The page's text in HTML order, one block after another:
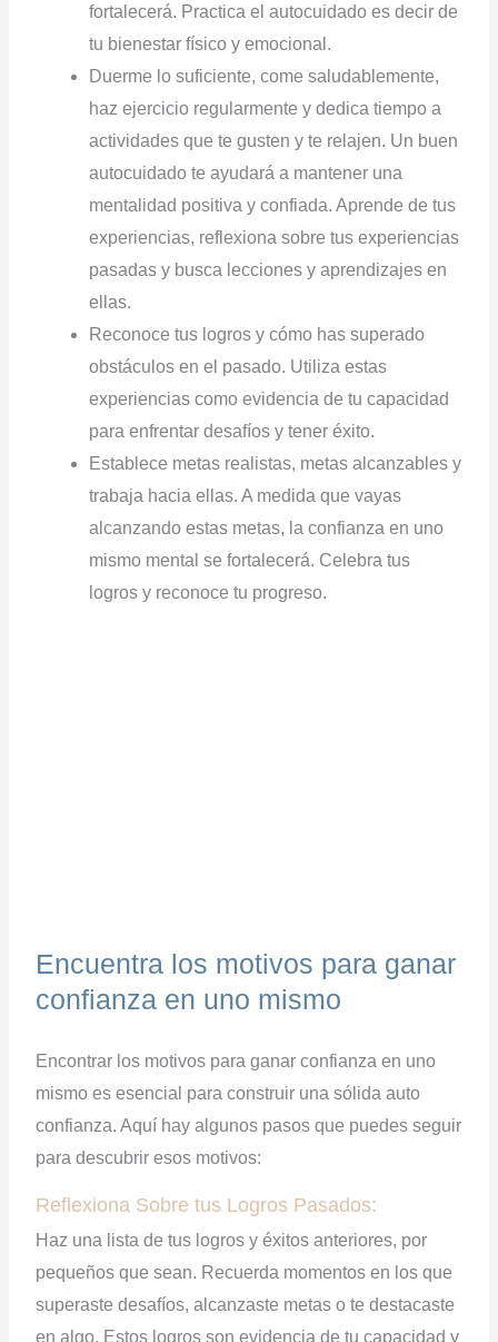
fortalecerá. Practica el autocuidado es decir de
tu bienestar físico y emocional.
Duerme lo suficiente, come saludablemente,
haz ejercicio regularmente y dedica tiempo a
actividades que te gusten y te relajen. Un buen
autocuidado te ayudará a mantener una
mentalidad positiva y confiada. Aprende de tus
experiencias, reflexiona sobre tus experiencias
pasadas y busca lecciones y aprendizajes en
ellas.
Reconoce tus logros y cómo has superado
obstáculos en el pasado. Utiliza estas
experiencias como evidencia de tu capacidad
para enfrentar desafíos y tener éxito.
Establece metas realistas, metas alcanzables y
trabaja hacia ellas. A medida que vayas
alcanzando estas metas, la confianza en uno
mismo mental se fortalecerá. Celebra tus
logros y reconoce tu progreso.
Encuentra los motivos para ganar
confianza en uno mismo
Encontrar los motivos para ganar confianza en uno
mismo es esencial para construir una sólida auto
confianza. Aquí hay algunos pasos que puedes seguir
para descubrir esos motivos:
Reflexiona Sobre tus Logros Pasados:
Haz una lista de tus logros y éxitos anteriores, por
pequeños que sean. Recuerda momentos en los que
superaste desafíos, alcanzaste metas o te destacaste
en algo. Estos logros son evidencia de tu capacidad y